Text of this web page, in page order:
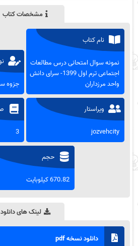
مشخصات کتاب
نام کتاب
نمونه سوال امتحانی درس مطالعات
اجتماعی ترم اول 1399- سرای دانش
واحد مرزداران
جزوه
ویراستار
jozvehcity
3
حجم
670.82 کیلوبایت
لینک های دانلود
دانلود نسخه pdf